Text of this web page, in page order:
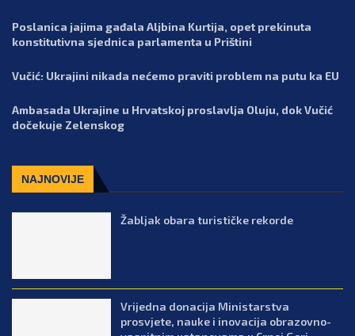
Poslanica jajima gađala Aljbina Kurtija, opet prekinuta
konstitutivna sjednica parlamenta u Prištini
Vučić: Ukrajini nikada nećemo praviti problem na putu ka EU
Ambasada Ukrajine u Hrvatskoj proslavlja Oluju, dok Vučić
dočekuje Zelenskog
NAJNOVIJE
Žabljak obara turističke rekorde
Vrijedna donacija Ministarstva
prosvjete, nauke i inovacija obrazovno-